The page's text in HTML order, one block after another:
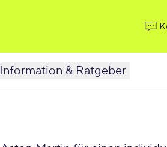
Information & Ratgeber